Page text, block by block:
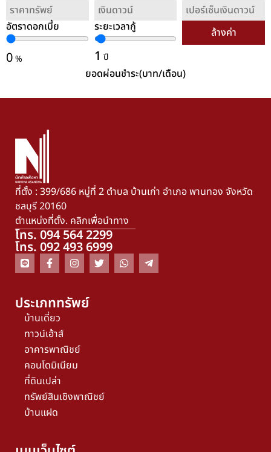
อัตราดอกเบี้ย
0%
ระยะเวลากู้
1 ปี
ล้างค่า
ยอดผ่อนชำระ(บาท/เดือน)
ที่ตั้ง : 399/686 หมู่ที่ 2 ตำบล บ้านเก่า อำเภอ พานทอง จังหวัด
ชลบุรี 20160
ตำแหน่งที่ตั้ง. คลิกเพื่อนำทาง
โทร. 094 564 2299
โทร. 092 493 6999
ประเภททรัพย์
บ้านเดี่ยว
ทาวน์เฮ้าส์
อาคารพาณิชย์
คอนโดมิเนียม
ที่ดินเปล่า
ทรัพย์สินเชิงพาณิชย์
บ้านแฝด